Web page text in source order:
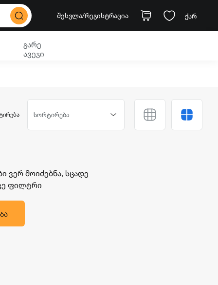
შესვლა/რეგისტრაცია ქარ
გარე
ავეჯი
სორტირება
ვერ მოიძებნა, სცადე
ფილტრი